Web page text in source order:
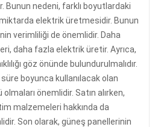
Bunun nedeni, farklı boyutlardaki
elektrik üretmesidir. Bunun
verimliliği de önemlidir. Daha
daha fazla elektrik üretir. Ayrıca,
göz önünde bulundurulmalıdır.
boyunca kullanılacak olan
önemlidir. Satın alırken,
malzemeleri hakkında da
Son olarak, güneş panellerinin